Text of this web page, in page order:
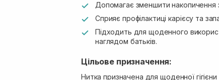
Допомагає зменшити накопичення
Сприяє профілактиці карієсу та
Підходить для щоденного
наглядом батьків.
Цільове призначення:
Нитка призначена для щоденної